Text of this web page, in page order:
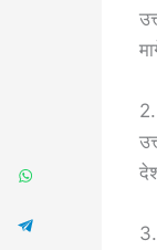
2.
3.